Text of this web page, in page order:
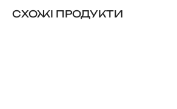
CХОЖІ ПРОДУКТИ